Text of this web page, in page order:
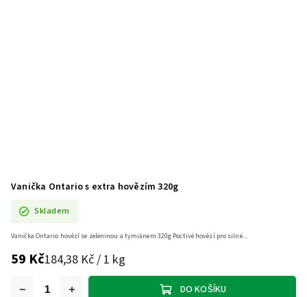
Vanička Ontario s extra hovězím 320g
Skladem
59 Kč184,38 Kč / 1 kg
DO KOŠÍKU
Vanička Ontario hovězí se zeleninou a tymiánem 320g Poctivé hovězí pro silné...